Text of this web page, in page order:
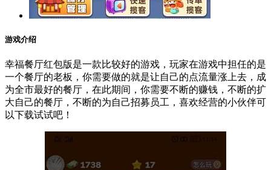
游戏介绍
幸福餐厅红包版是一款比较好的游戏，玩家在游戏中担任的是
一个餐厅的老板，你需要做的就是让自己的点流量涨上去，成
为全市最好的餐厅，在此期间，你需要不断的赚钱，不断的扩
大自己的餐厅，不断的为自己招募员工，喜欢经营的小伙伴可
以下载试试吧！